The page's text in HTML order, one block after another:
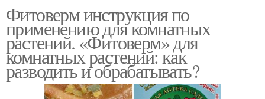
Фитоверм инструкция по
применению для комнатных
растений. «Фитоверм» для
комнатных растений: как
разводить и обрабатывать?